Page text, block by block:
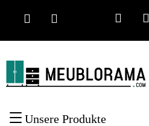
Unsere Produkte